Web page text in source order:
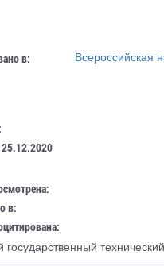
в:
Всероссийская
в:
государственный